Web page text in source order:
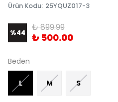
Ürün Kodu: 25YQUZ017-3
%44 ₺ 899.99
₺ 500.00
Beden
L M S